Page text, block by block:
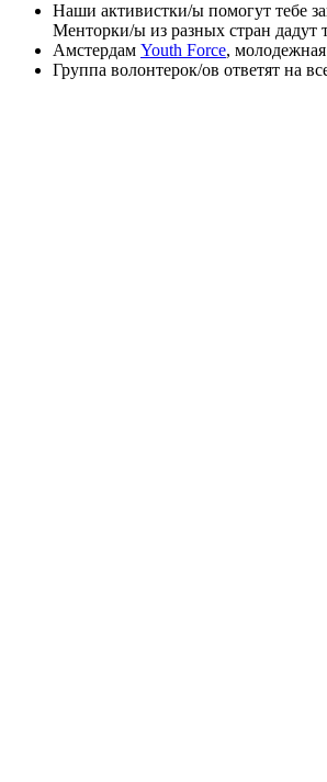
Наши активистки/ы помогут тебе
Менторки/ы из разных стран дадут
Амстердам Youth Force,
Группа волонтерок/ов ответят на